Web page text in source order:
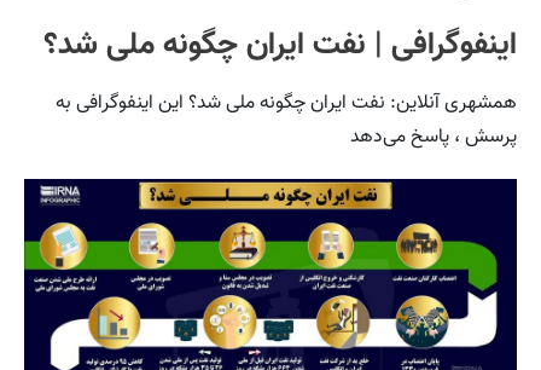
اینفوگرافی | نفت ایران چگونه ملی شد؟
همشهری آنلاین: نفت ایران چگونه ملی شد؟ این اینفوگرافی به
پرسش ، پاسخ می‌دهد